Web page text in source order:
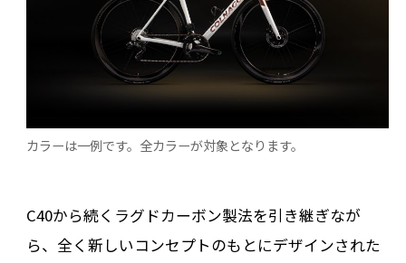
カラーは一例です。全カラーが対象となります。
C40から続くラグドカーボン製法を引き継ぎなが
ら、全く新しいコンセプトのもとにデザインされた